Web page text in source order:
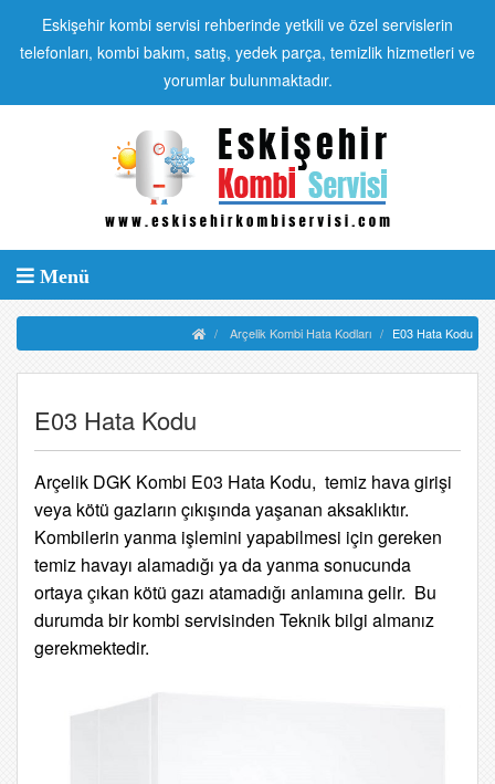
Eskişehir kombi servisi rehberinde yetkili ve özel servislerin
telefonları, kombi bakım, satış, yedek parça, temizlik hizmetleri ve
yorumlar bulunmaktadır.
Menü
Arçelik Kombi Hata Kodları E03 Hata Kodu
E03 Hata Kodu
Arçelik DGK Kombi E03 Hata Kodu, temiz hava girişi
veya kötü gazların çıkışında yaşanan aksaklıktır.
Kombilerin yanma işlemini yapabilmesi için gereken
temiz havayı alamadığı ya da yanma sonucunda
ortaya çıkan kötü gazı atamadığı anlamına gelir. Bu
durumda bir kombi servisinden Teknik bilgi almanız
gerekmektedir.